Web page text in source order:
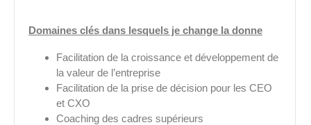
Domaines clés dans lesquels je change la donne
Facilitation de la croissance et développement de
la valeur de l’entreprise
Facilitation de la prise de décision pour les CEO
et CXO
Coaching des cadres supérieurs